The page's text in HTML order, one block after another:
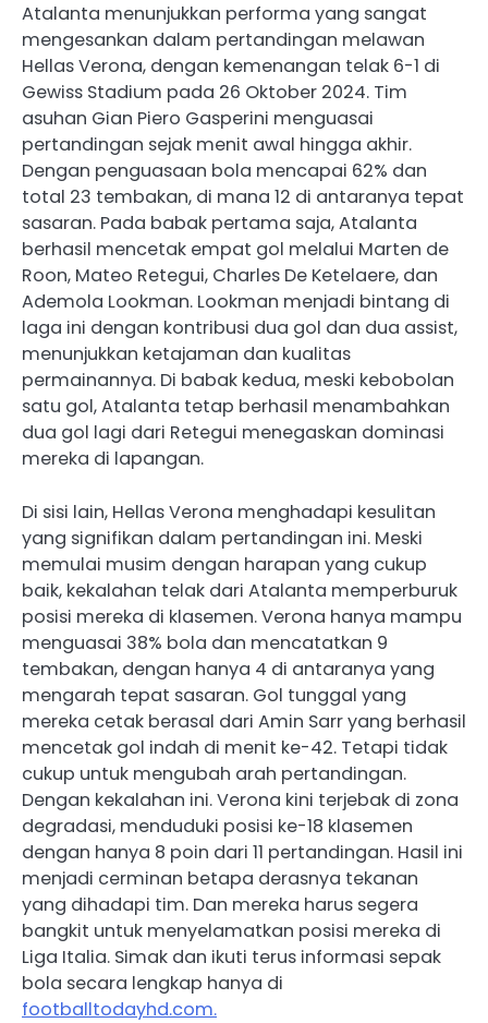
Atalanta menunjukkan performa yang sangat
mengesankan dalam pertandingan melawan
Hellas Verona, dengan kemenangan telak 6-1 di
Gewiss Stadium pada 26 Oktober 2024. Tim
asuhan Gian Piero Gasperini menguasai
pertandingan sejak menit awal hingga akhir.
Dengan penguasaan bola mencapai 62% dan
total 23 tembakan, di mana 12 di antaranya tepat
sasaran. Pada babak pertama saja, Atalanta
berhasil mencetak empat gol melalui Marten de
Roon, Mateo Retegui, Charles De Ketelaere, dan
Ademola Lookman. Lookman menjadi bintang di
laga ini dengan kontribusi dua gol dan dua assist,
menunjukkan ketajaman dan kualitas
permainannya. Di babak kedua, meski kebobolan
satu gol, Atalanta tetap berhasil menambahkan
dua gol lagi dari Retegui menegaskan dominasi
mereka di lapangan.
Di sisi lain, Hellas Verona menghadapi kesulitan
yang signifikan dalam pertandingan ini. Meski
memulai musim dengan harapan yang cukup
baik, kekalahan telak dari Atalanta memperburuk
posisi mereka di klasemen. Verona hanya mampu
menguasai 38% bola dan mencatatkan 9
tembakan, dengan hanya 4 di antaranya yang
mengarah tepat sasaran. Gol tunggal yang
mereka cetak berasal dari Amin Sarr yang berhasil
mencetak gol indah di menit ke-42. Tetapi tidak
cukup untuk mengubah arah pertandingan. ​
Dengan kekalahan ini. Verona kini terjebak di zona
degradasi, menduduki posisi ke-18 klasemen
dengan hanya 8 poin dari 11 pertandingan.​ Hasil ini
menjadi cerminan betapa derasnya tekanan
yang dihadapi tim. Dan mereka harus segera
bangkit untuk menyelamatkan posisi mereka di
Liga Italia. Simak dan ikuti terus informasi sepak
bola secara lengkap hanya di
footballtodayhd.com.